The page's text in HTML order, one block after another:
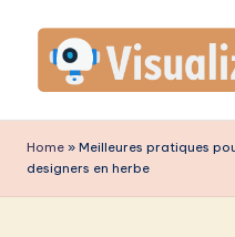
content
is
u
Home » Meilleures pratiques
designers en herbe